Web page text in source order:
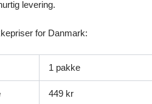
levering.
for Danmark:
1 pakke
449 kr